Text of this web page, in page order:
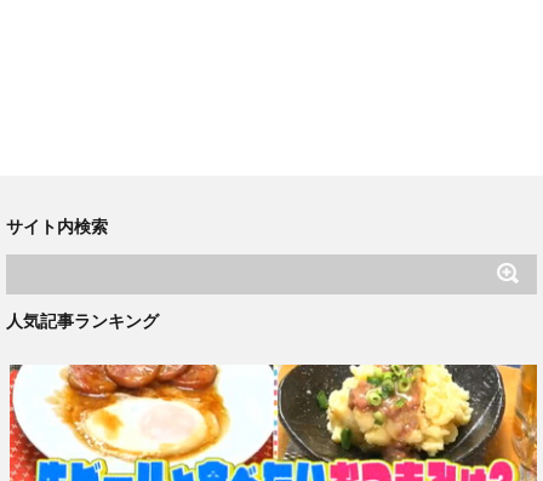
サイト内検索
人気記事ランキング